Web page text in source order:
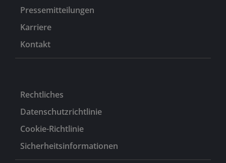
Pressemitteilungen
Karriere
Kontakt
Rechtliches
Datenschutzrichtlinie
Cookie-Richtlinie
Sicherheitsinformationen